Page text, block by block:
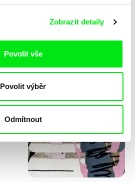
Zobrazit detaily
Povolit vše
Povolit výběr
Odmítnout
Milý tati: making of - animace